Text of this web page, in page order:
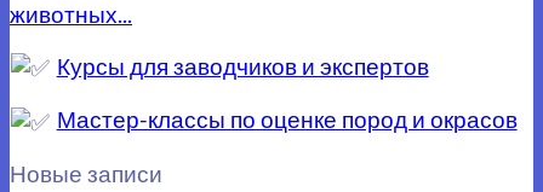
животных...
Курсы для заводчиков и экспертов
Мастер-классы по оценке пород и окрасов
Новые записи